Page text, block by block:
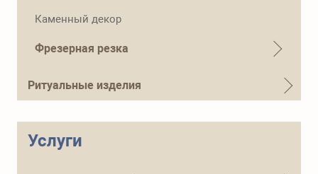
+7 (915) 644-01-54
Каменный декор
Фрезерная резка
Ритуальные изделия
Услуги